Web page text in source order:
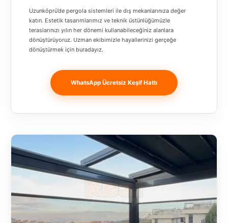
Uzunköprü’de pergola sistemleri ile dış mekanlarınıza değer
katın. Estetik tasarımlarımız ve teknik üstünlüğümüzle
teraslarınızı yılın her dönemi kullanabileceğiniz alanlara
dönüştürüyoruz. Uzman ekibimizle hayallerinizi gerçeğe
dönüştürmek için buradayız.
WhatsApp Ücretsiz Keşif Hattı
Bingöl
Bitlis
Bosnia and
Herzegovina
București
Bulgaristan
Bursa
Çanakkale
Çekya
Diyarbakır
Eching